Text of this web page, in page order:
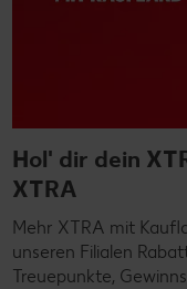
Hol' dir dein
XTRA
Mehr XTRA mit
unseren Filialen
Treuepunkte,